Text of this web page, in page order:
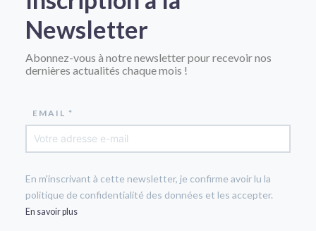
Newsletter
Abonnez-vous à notre newsletter pour recevoir nos
dernières actualités chaque mois !
EMAIL *
En m'inscrivant à cette newsletter, je confirme avoir lu la
politique de confidentialité des données et les accepter.
En savoir plus